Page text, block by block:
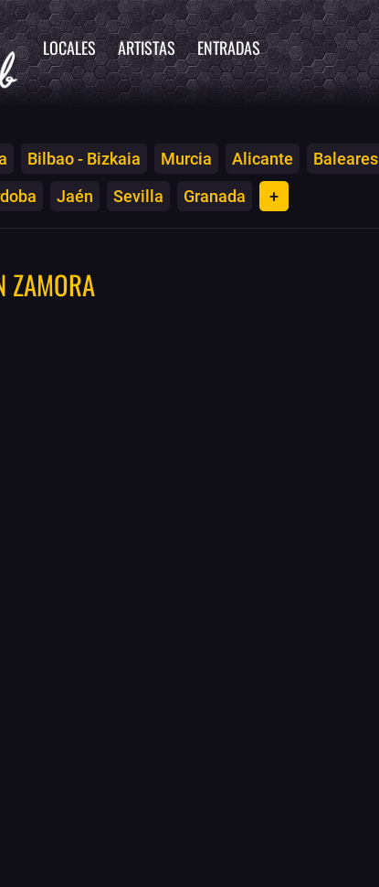
LOCALES ARTISTAS ENTRADAS
Bilbao - Bizkaia Murcia Alicante
Baleares
Jaén Sevilla Granada +
ZAMORA